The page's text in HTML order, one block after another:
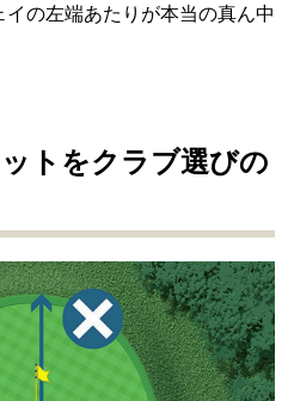
の左端あたりが本当の真ん中
トをクラブ選びの